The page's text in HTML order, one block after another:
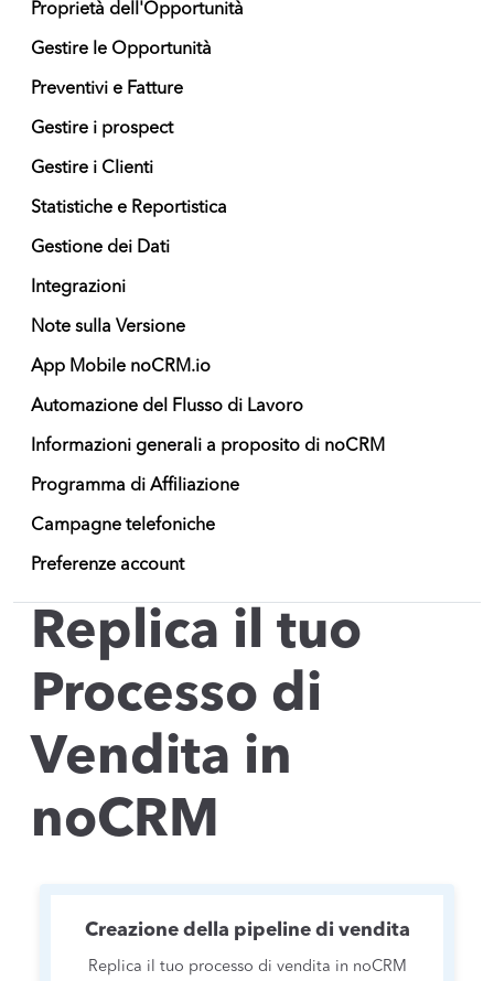
Proprietà dell'Opportunità
Gestire le Opportunità
Preventivi e Fatture
Gestire i prospect
Gestire i Clienti
Statistiche e Reportistica
Gestione dei Dati
Integrazioni
Note sulla Versione
App Mobile noCRM.io
Automazione del Flusso di Lavoro
Informazioni generali a proposito di noCRM
Programma di Affiliazione
Campagne telefoniche
Preferenze account
Replica il tuo
Processo di
Vendita in
noCRM
Creazione della pipeline di vendita
Replica il tuo processo di vendita in noCRM